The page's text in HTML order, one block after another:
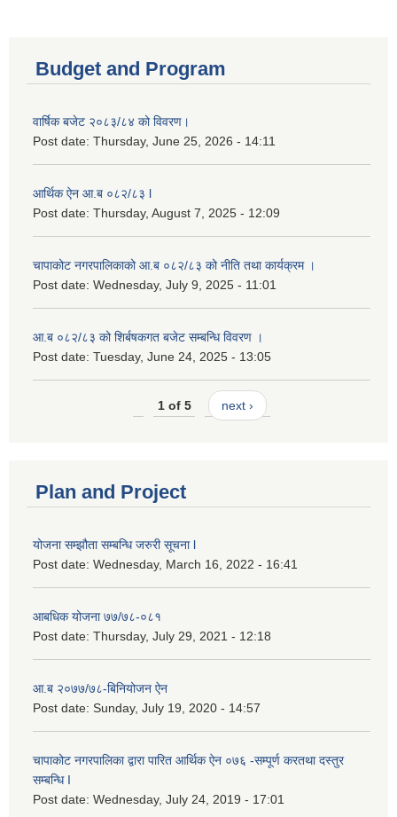
Budget and Program
वार्षिक बजेट २०८३/८४ को विवरण।
Post date: Thursday, June 25, 2026 - 14:11
आर्थिक ऐन आ.ब ०८२/८३ l
Post date: Thursday, August 7, 2025 - 12:09
चापाकोट नगरपालिकाको आ.ब ०८२/८३ को नीति तथा कार्यक्रम ।
Post date: Wednesday, July 9, 2025 - 11:01
आ.ब ०८२/८३ को शिर्बषकगत बजेट सम्बन्धि विवरण ।
Post date: Tuesday, June 24, 2025 - 13:05
1 of 5 next ›
Plan and Project
योजना सम्झौता सम्बन्धि जरुरी सूचना l
Post date: Wednesday, March 16, 2022 - 16:41
आबधिक योजना ७७/७८-०८१
Post date: Thursday, July 29, 2021 - 12:18
आ.ब २०७७/७८-बिनियोजन ऐन
Post date: Sunday, July 19, 2020 - 14:57
चापाकोट नगरपालिका द्वारा पारित आर्थिक ऐन ०७६ -सम्पूर्ण करतथा दस्तुर
सम्बन्धि I
Post date: Wednesday, July 24, 2019 - 17:01